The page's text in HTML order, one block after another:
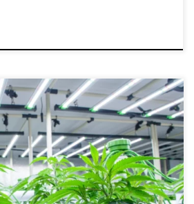
fulwowy – kompletny przewodnik dla
zależy od jakości gleby i dostępności
Kwasy humusowe i kwasy fulwowe są
które zwiększają żyzność,
i wzmacniają rośliny. W tym obszernym
jak działają humaty, jak stosować